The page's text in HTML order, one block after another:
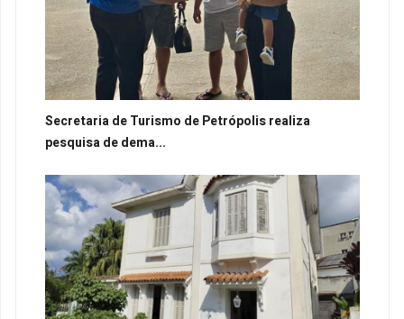
Secretaria de Turismo de Petrópolis realiza
pesquisa de dema...